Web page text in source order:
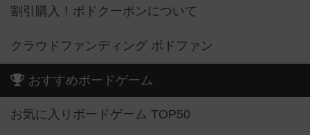
割引購入！ボドクーポンについて
クラウドファンディング ボドファン
おすすめボードゲーム
お気に入りボードゲーム TOP50